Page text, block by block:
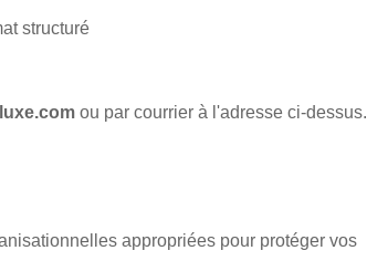
structuré
ou par courrier à l'adresse ci-dessus.
appropriées pour protéger vos